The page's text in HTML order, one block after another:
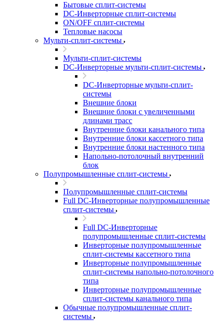
Бытовые сплит-системы
DC-Инверторные сплит-системы
ON/OFF сплит-системы
Тепловые насосы
Мульти-сплит-системы
Мульти-сплит-системы
DC-Инверторные мульти-сплит-системы
DC-Инверторные мульти-сплит-
системы
Внешние блоки
Внешние блоки с увеличенными
длинами трасс
Внутренние блоки канального типа
Внутренние блоки кассетного типа
Внутренние блоки настенного типа
Напольно-потолочный внутренний
блок
Полупромышленные сплит-системы
Полупромышленные сплит-системы
Full DC-Инверторные полупромышленные
сплит-системы
Full DC-Инверторные
полупромышленные сплит-системы
Инверторные полупромышленные
сплит-системы кассетного типа
Инверторные полупромышленные
сплит-системы напольно-потолочного
типа
Инверторные полупромышленные
сплит-системы канального типа
Обычные полупромышленные сплит-
системы